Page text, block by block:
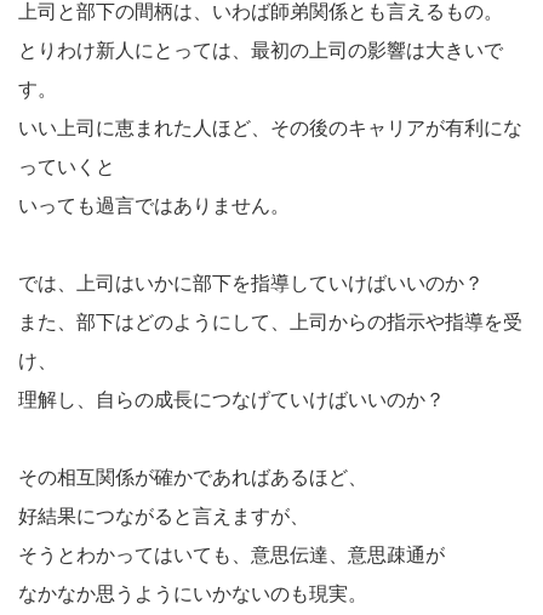
上司と部下の間柄は、いわば師弟関係とも言えるもの。
とりわけ新人にとっては、最初の上司の影響は大きいで
す。
いい上司に恵まれた人ほど、その後のキャリアが有利にな
っていくと
いっても過言ではありません。
では、上司はいかに部下を指導していけばいいのか？
また、部下はどのようにして、上司からの指示や指導を受
け、
理解し、自らの成長につなげていけばいいのか？
その相互関係が確かであればあるほど、
好結果につながると言えますが、
そうとわかってはいても、意思伝達、意思疎通が
なかなか思うようにいかないのも現実。